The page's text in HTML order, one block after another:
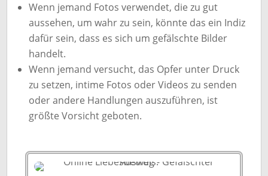
Wenn jemand Fotos verwendet, die zu gut
aussehen, um wahr zu sein, könnte das ein Indiz
dafür sein, dass es sich um gefälschte Bilder
handelt.
Wenn jemand versucht, das Opfer unter Druck
zu setzen, intime Fotos oder Videos zu senden
oder andere Handlungen auszuführen, ist
größte Vorsicht geboten.